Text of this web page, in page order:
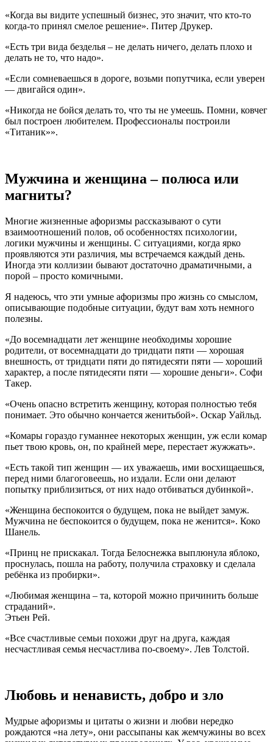
«Когда вы видите успешный бизнес, это значит, что кто-то
когда-то принял смелое решение». Питер Друкер.
«Есть три вида безделья – не делать ничего, делать плохо и
делать не то, что надо».
«Если сомневаешься в дороге, возьми попутчика, если уверен
— двигайся один».
«Никогда не бойся делать то, что ты не умеешь. Помни, ковчег
был построен любителем. Профессионалы построили
«Титаник»».
Мужчина и женщина – полюса или
магниты?
Многие жизненные афоризмы рассказывают о сути
взаимоотношений полов, об особенностях психологии,
логики мужчины и женщины. С ситуациями, когда ярко
проявляются эти различия, мы встречаемся каждый день.
Иногда эти коллизии бывают достаточно драматичными, а
порой – просто комичными.
Я надеюсь, что эти умные афоризмы про жизнь со смыслом,
описывающие подобные ситуации, будут вам хоть немного
полезны.
«До восемнадцати лет женщине необходимы хорошие
родители, от восемнадцати до тридцати пяти — хорошая
внешность, от тридцати пяти до пятидесяти пяти — хороший
характер, а после пятидесяти пяти — хорошие деньги». Софи
Такер.
«Очень опасно встретить женщину, которая полностью тебя
понимает. Это обычно кончается женитьбой». Оскар Уайльд.
«Комары гораздо гуманнее некоторых женщин, уж если комар
пьет твою кровь, он, по крайней мере, перестает жужжать».
«Есть такой тип женщин — их уважаешь, ими восхищаешься,
перед ними благоговеешь, но издали. Если они делают
попытку приблизиться, от них надо отбиваться дубинкой».
«Женщина беспокоится о будущем, пока не выйдет замуж.
Мужчина не беспокоится о будущем, пока не женится». Коко
Шанель.
«Принц не прискакал. Тогда Белоснежка выплюнула яблоко,
проснулась, пошла на работу, получила страховку и сделала
ребёнка из пробирки».
«Любимая женщина – та, которой можно причинить больше
страданий».
Этьен Рей.
«Все счастливые семьи похожи друг на друга, каждая
несчастливая семья несчастлива по-своему». Лев Толстой.
Любовь и ненависть, добро и зло
Мудрые афоризмы и цитаты о жизни и любви нередко
рождаются «на лету», они рассыпаны как жемчужины во всех